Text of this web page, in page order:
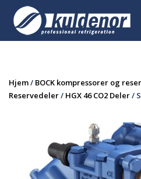
content
Hjem/ BOCK kompressorer og
Reservedeler/ HGX 46 CO2 Deler/